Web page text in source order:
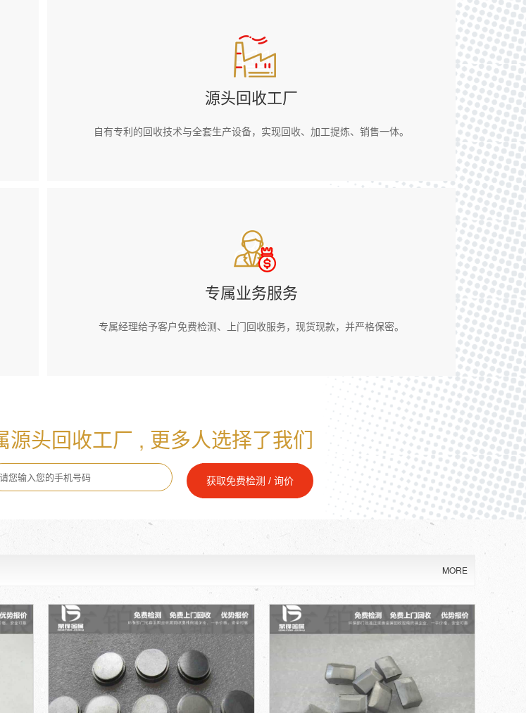
源头回收工厂
自有专利的回收技术与全套生产设备，实现回收、加工提炼、销售一体。
专属业务服务
专属经理给予客户免费检测、上门回收服务，现货现款，并严格保密。
源头回收工厂 , 更多人选择了我们
获取免费检测 / 询价
MORE